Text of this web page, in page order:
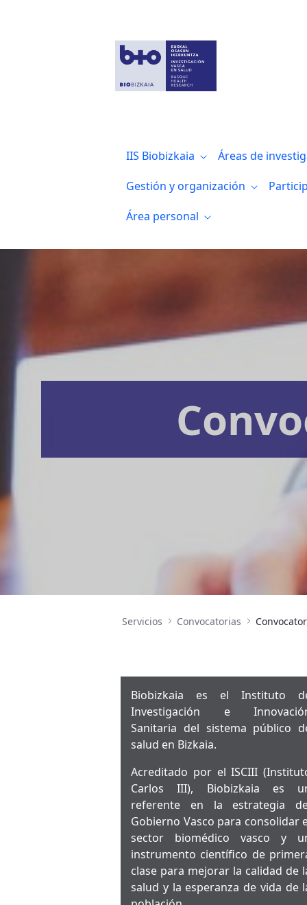
IIS Biobizkaia Áreas de
Gestión y organización
Área personal
Servicios Convocatorias
Biobizkaia es el Instituto
Investigación e
Sanitaria del sistema público
salud en Bizkaia.
Acreditado por el ISCIII
Carlos III), Biobizkaia es
referente en la estrategia
Gobierno Vasco para consolidar
sector biomédico vasco y
instrumento científico de
clase para mejorar la calidad de
salud y la esperanza de vida de